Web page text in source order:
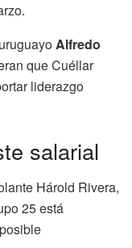
Alfredo
que Cuéllar
liderazgo
salarial
Hárold Rivera,
25 está